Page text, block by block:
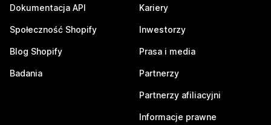
Dokumentacja API
Społeczność Shopify
Blog Shopify
Badania
Kariery
Inwestorzy
Prasa i media
Partnerzy
Partnerzy afiliacyjni
Informacje prawne